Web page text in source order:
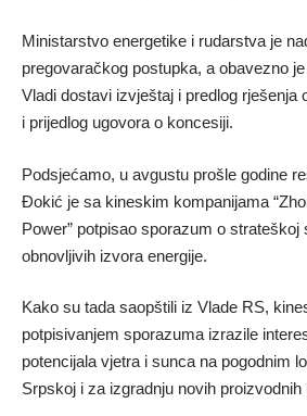
Ministarstvo energetike i rudarstva je
pregovaračkog postupka, a obavezno
Vladi dostavi izvještaj i predlog rješenja
i prijedlog ugovora o koncesiji.
Podsjećamo, u avgustu prošle godine
Đokić je sa kineskim kompanijama
Power” potpisao sporazum o strateškoj
obnovljivih izvora energije.
Kako su tada saopštili iz Vlade RS,
potpisivanjem sporazuma izrazile
potencijala vjetra i sunca na pogodnim
Srpskoj i za izgradnju novih proizvodnih